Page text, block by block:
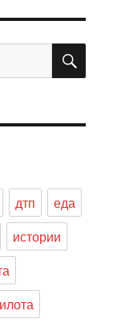
дтп
еда
истории